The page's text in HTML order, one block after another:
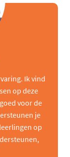
Ik vind
op deze
voor de
je
op